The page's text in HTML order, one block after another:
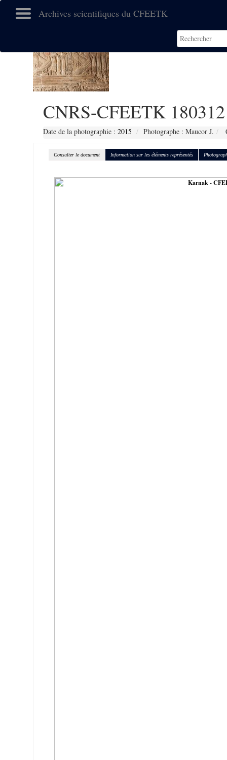
Archives scientifiques du CFEETK
CNRS-CFEETK 180312
Date de la photographie : 2015 Photographe : Maucor J.
Consulter le document Information sur les éléments représentés